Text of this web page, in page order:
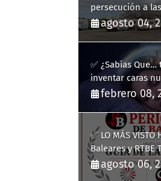
persecución a
y la complicidad
heredado
agosto 04,
✅ ¿Sabías
inventar caras
sueñas?
febrero 08,
✅ LO MÁS
Baleares y
más de cinco
Comunicación
agosto 06,